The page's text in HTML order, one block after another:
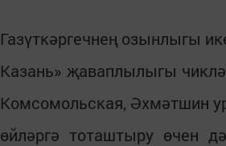
Газүткәргечнең озынлыгы
Казань» җаваплылыгы
Комсомольская, Әхмәтшин
өйләргә тоташтыру өчен